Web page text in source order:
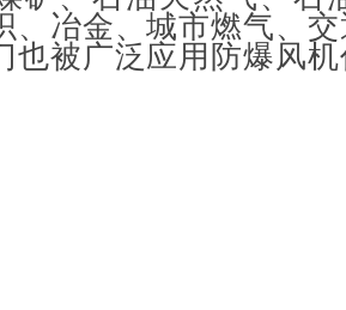
、冶金、城市燃气、
也被广泛应用防爆风